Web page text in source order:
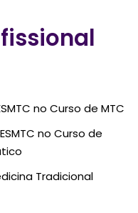
no Curso de MTC
no Curso de
Tradicional